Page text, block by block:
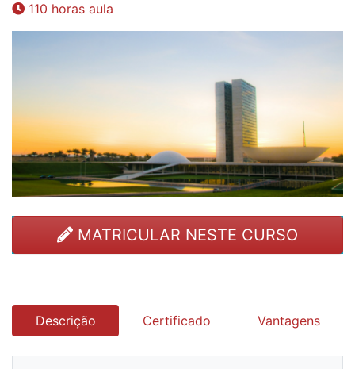
110 horas aula
MATRICULAR NESTE CURSO
Descrição Certificado Vantagens